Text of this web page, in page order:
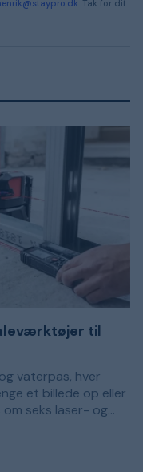
. Tak for dit
til
vaterpas, hver
et billede op eller
om seks laser- og